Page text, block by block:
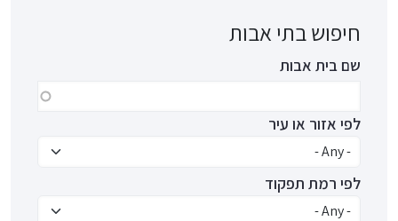
חיפוש בתי אבות
שם בית אבות
לפי אזור או עיר
לפי רמת תפקוד